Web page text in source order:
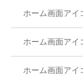
ホーム画面アイ
ホーム画面アイ
ホーム画面アイ